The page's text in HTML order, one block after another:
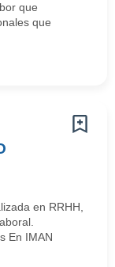
que
que
en RRHH,
En IMAN